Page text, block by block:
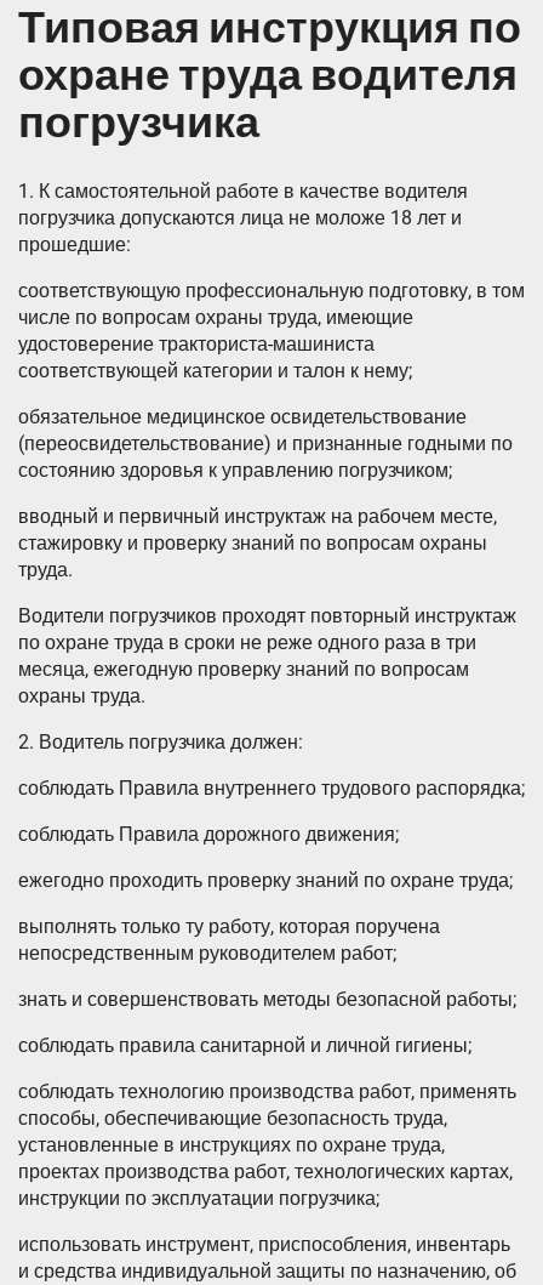
Типовая инструкция по
охране труда водителя
погрузчика
1. К самостоятельной работе в качестве водителя
погрузчика допускаются лица не моложе 18 лет и
прошедшие:
соответствующую профессиональную подготовку, в том
числе по вопросам охраны труда, имеющие
удостоверение тракториста-машиниста
соответствующей категории и талон к нему;
обязательное медицинское освидетельствование
(переосвидетельствование) и признанные годными по
состоянию здоровья к управлению погрузчиком;
вводный и первичный инструктаж на рабочем месте,
стажировку и проверку знаний по вопросам охраны
труда.
Водители погрузчиков проходят повторный инструктаж
по охране труда в сроки не реже одного раза в три
месяца, ежегодную проверку знаний по вопросам
охраны труда.
2. Водитель погрузчика должен:
соблюдать Правила внутреннего трудового распорядка;
соблюдать Правила дорожного движения;
ежегодно проходить проверку знаний по охране труда;
выполнять только ту работу, которая поручена
непосредственным руководителем работ;
знать и совершенствовать методы безопасной работы;
соблюдать правила санитарной и личной гигиены;
соблюдать технологию производства работ, применять
способы, обеспечивающие безопасность труда,
установленные в инструкциях по охране труда,
проектах производства работ, технологических картах,
инструкции по эксплуатации погрузчика;
использовать инструмент, приспособления, инвентарь
и средства индивидуальной защиты по назначению, об